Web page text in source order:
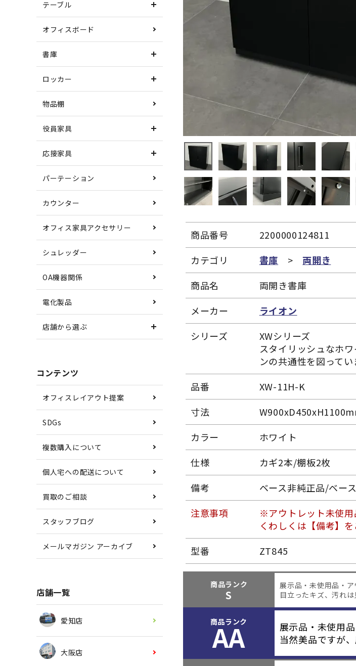
テーブル
オフィスボード
書庫
ロッカー
物品棚
役員家具
応接家具
パーテーション
カウンター
オフィス家具アクセサリー
シュレッダー
OA機器関係
電化製品
店舗から選ぶ
コンテンツ
オフィスレイアウト提案
SDGs
複数購入について
個人宅への配送について
買取のご相談
スタッフブログ
メールマガジン アーカイブ
店舗一覧
愛知店
大阪店
商品番号
2200000124811
カテゴリ
書庫 >両開き
商品名
両開き書庫
メーカー
ライオン
シリーズ
XWシリーズ
スタイリッシュなホ
ンの共通性を図って
品番
XW-11H-K
寸法
カラー
ホワイト
仕様
カギ2本/棚板2枚
備考
ベース非純正品/ベー
注意事項
※アウトレット未使用
くわしくは【備考】を
型番
ZT845
商品ランク
S
展示品・未使用品・ア
目立ったキズ、汚れは
商品ランク
AA
展示品・未使用
当然美品ですが